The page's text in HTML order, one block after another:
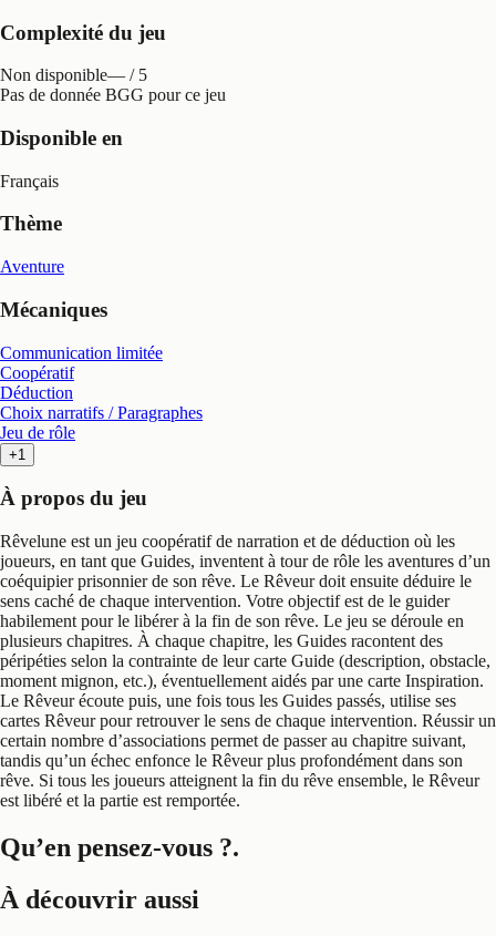
Complexité du jeu
Non disponible— / 5
Pas de donnée BGG pour ce jeu
Disponible en
Français
Thème
Aventure
Mécaniques
Communication limitée
Coopératif
Déduction
Choix narratifs / Paragraphes
Jeu de rôle
+1
À propos du jeu
Rêvelune est un jeu coopératif de narration et de déduction où les
joueurs, en tant que Guides, inventent à tour de rôle les aventures d’un
coéquipier prisonnier de son rêve. Le Rêveur doit ensuite déduire le
sens caché de chaque intervention. Votre objectif est de le guider
habilement pour le libérer à la fin de son rêve. Le jeu se déroule en
plusieurs chapitres. À chaque chapitre, les Guides racontent des
péripéties selon la contrainte de leur carte Guide (description, obstacle,
moment mignon, etc.), éventuellement aidés par une carte Inspiration.
Le Rêveur écoute puis, une fois tous les Guides passés, utilise ses
cartes Rêveur pour retrouver le sens de chaque intervention. Réussir un
certain nombre d’associations permet de passer au chapitre suivant,
tandis qu’un échec enfonce le Rêveur plus profondément dans son
rêve. Si tous les joueurs atteignent la fin du rêve ensemble, le Rêveur
est libéré et la partie est remportée.
Qu’en pensez-vous ?.
À découvrir aussi